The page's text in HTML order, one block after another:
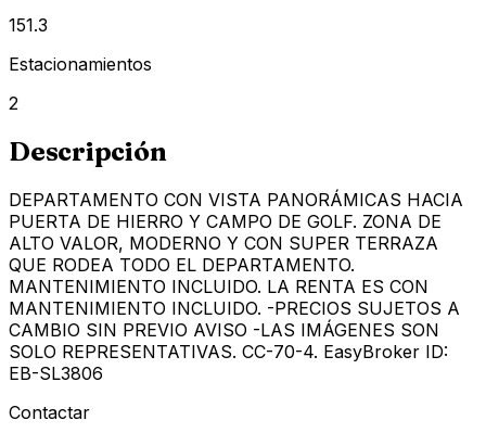
151.3
Estacionamientos
2
Descripción
DEPARTAMENTO CON VISTA PANORÁMICAS HACIA
PUERTA DE HIERRO Y CAMPO DE GOLF. ZONA DE
ALTO VALOR, MODERNO Y CON SUPER TERRAZA
QUE RODEA TODO EL DEPARTAMENTO.
MANTENIMIENTO INCLUIDO. LA RENTA ES CON
MANTENIMIENTO INCLUIDO. -PRECIOS SUJETOS A
CAMBIO SIN PREVIO AVISO -LAS IMÁGENES SON
SOLO REPRESENTATIVAS. CC-70-4. EasyBroker ID:
EB-SL3806
Contactar